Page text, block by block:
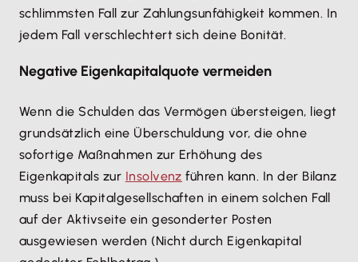
schlimmsten Fall zur Zahlungsunfähigkeit kommen. In
jedem Fall verschlechtert sich deine Bonität.
Negative Eigenkapitalquote vermeiden
Wenn die Schulden das Vermögen übersteigen, liegt
grundsätzlich eine Überschuldung vor, die ohne
sofortige Maßnahmen zur Erhöhung des
Eigenkapitals zur Insolvenz führen kann. In der Bilanz
muss bei Kapitalgesellschaften in einem solchen Fall
auf der Aktivseite ein gesonderter Posten
ausgewiesen werden (Nicht durch Eigenkapital